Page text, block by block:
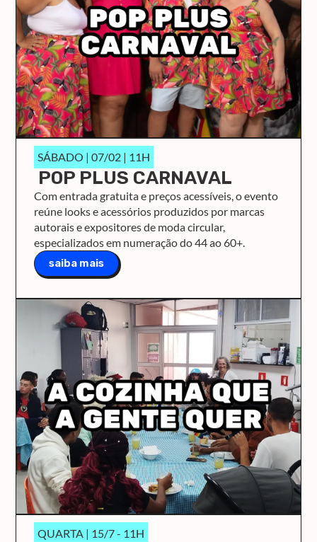
SÁBADO | 07/02 | 11H
POP PLUS CARNAVAL
Com entrada gratuita e preços acessíveis, o evento
reúne looks e acessórios produzidos por marcas
autorais e expositores de moda circular,
especializados em numeração do 44 ao 60+.
saiba mais
QUARTA | 15/7 - 11H